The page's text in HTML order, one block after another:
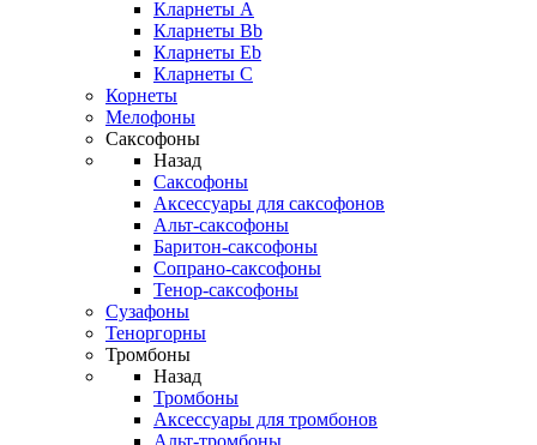
Кларнеты A
Кларнеты Bb
Кларнеты Eb
Кларнеты С
Корнеты
Мелофоны
Саксофоны
Назад
Саксофоны
Аксессуары для саксофонов
Альт-саксофоны
Баритон-саксофоны
Сопрано-саксофоны
Тенор-саксофоны
Сузафоны
Теноргорны
Тромбоны
Назад
Тромбоны
Аксессуары для тромбонов
Альт-тромбоны